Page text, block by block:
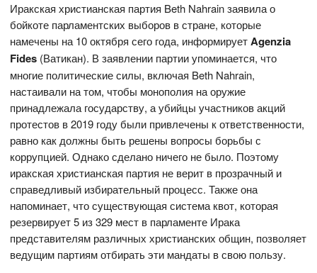
Иракская христианская партия Beth Nahrain заявила о
бойкоте парламентских выборов в стране, которые
намечены на 10 октября сего года, информируетAgenzia
Fides (Ватикан). В заявлении партии упоминается, что
многие политические силы, включая Beth Nahrain,
настаивали на том, чтобы монополия на оружие
принадлежала государству, а убийцы участников акций
протестов в 2019 году были привлечены к ответственности,
равно как должны быть решены вопросы борьбы с
коррупцией. Однако сделано ничего не было. Поэтому
иракская христианская партия не верит в прозрачный и
справедливый избирательный процесс. Также она
напоминает, что существующая система квот, которая
резервирует 5 из 329 мест в парламенте Ирака
представителям различных христианских общин, позволяет
ведущим партиям отбирать эти мандаты в свою пользу.